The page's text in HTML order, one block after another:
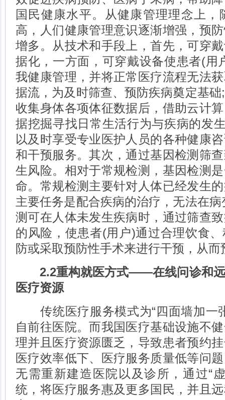
国民健康水平。从健康管理理念上，
高，人们健康管理意识逐渐增强，预
增多。从技术和手段上，首先，可穿
据化，一方面，可穿戴设备使患者(用
我健康管理，并将正常医疗流程无法
据流，为及时筛查、预防疾病奠定基
收集身体各项体征数据后，借助云计
据挖掘寻找日常生活行为与疾病的发
以及时享受专业医护人员的各种健康
和干预服务。其次，通过基因检测筛
生风险。相对于常规检测，基因检测
命。常规检测主要针对人体已经发生
主要任务是配合疾病的治疗，无法在
测可在人体未发生疾病时，通过筛查
的风险，使患者(用户)通过合理饮食
防或采取预防性手术来进行干预，从
2.2重构就医方式——在线问诊和
医疗资源
传统医疗服务模式为“四面墙加一
自前往医院。而我国医疗基础设施不
理并且医疗资源匮乏，导致患者预约
医疗效率低下、医疗服务质量低等问
无需重新建造医院以及诊所，通过“
统，将医疗服务惠及更多国民，并且